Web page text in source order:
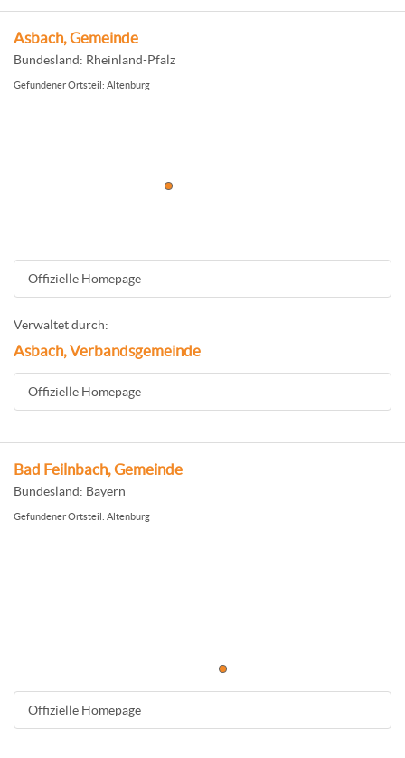
Asbach, Gemeinde
Bundesland: Rheinland-Pfalz
Gefundener Ortsteil: Altenburg
Offizielle Homepage
Verwaltet durch:
Asbach, Verbandsgemeinde
Offizielle Homepage
Bad Feilnbach, Gemeinde
Bundesland: Bayern
Gefundener Ortsteil: Altenburg
Offizielle Homepage